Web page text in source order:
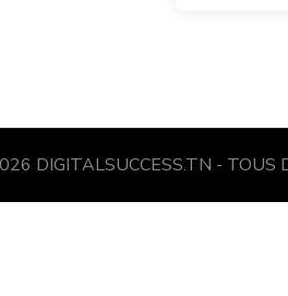
DIGITALSUCCESS.TN - TOUS